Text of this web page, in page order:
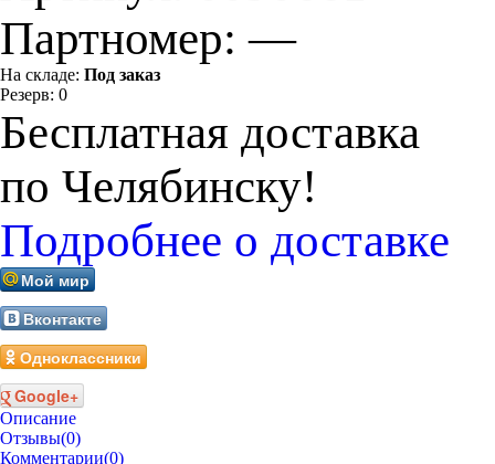
Партномер:—
На складе: Под заказ
Резерв: 0
Бесплатная доставка
по Челябинску!
Подробнее о доставке
Мой мир
Вконтакте
Одноклассники
Google+
Описание
Отзывы(0)
Комментарии(0)